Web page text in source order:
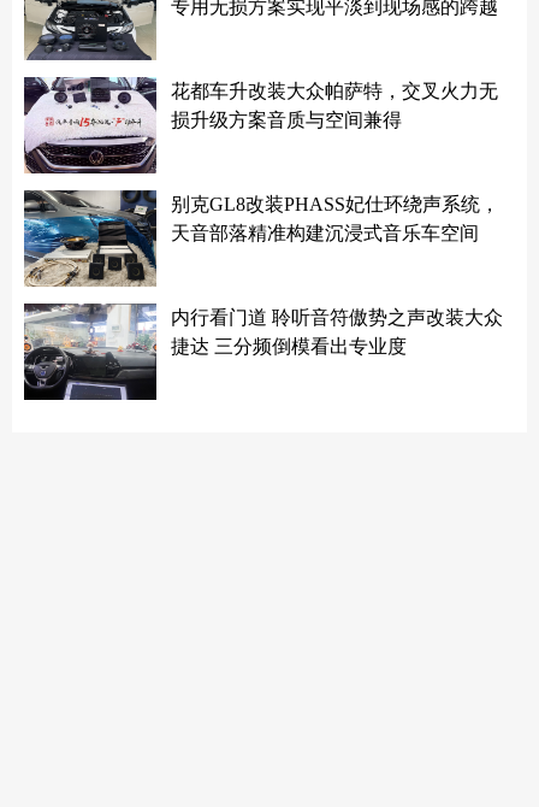
专用无损方案实现平淡到现场感的跨越
花都车升改装大众帕萨特，交叉火力无
损升级方案音质与空间兼得
别克GL8改装PHASS妃仕环绕声系统，
天音部落精准构建沉浸式音乐车空间
内行看门道 聆听音符傲势之声改装大众
捷达 三分频倒模看出专业度